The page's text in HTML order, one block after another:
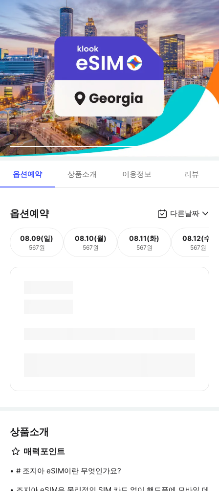
옵션예약 상품소개 이용정보 리뷰
옵션예약 다른날짜
08.09(일)
567원
08.10(월)
567원
08.11(화)
567원
08.12(수)
567원
상품소개
매력포인트
# 조지아 eSIM이란 무엇인가요?